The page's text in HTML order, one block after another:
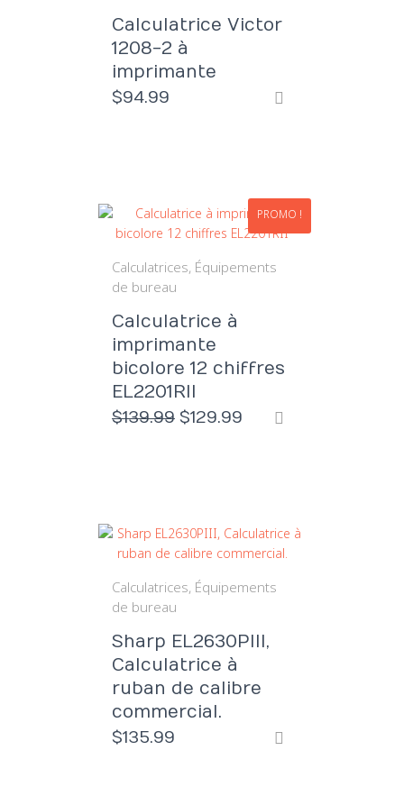
Calculatrice Victor
1208-2 à
imprimante
$94.99
PROMO !
Calculatrices Équipements
de bureau
Calculatrice à
imprimante
bicolore 12 chiffres
EL2201RII
$139.99 Le
$129.99
Calculatrices Équipements
de bureau
Sharp EL2630PIII,
Calculatrice à
ruban de calibre
commercial.
$135.99